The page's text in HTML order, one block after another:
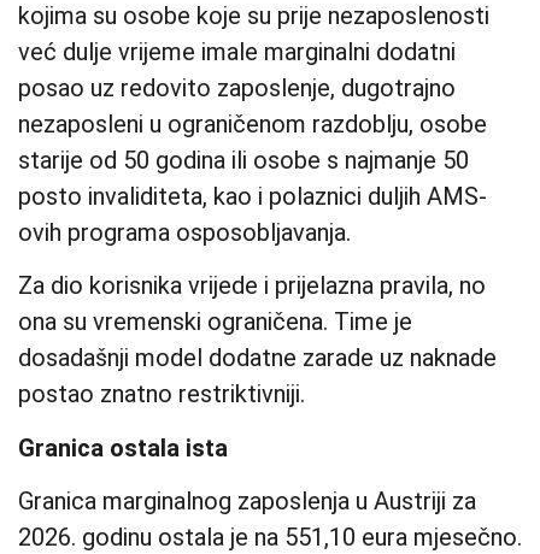
kojima su osobe koje su prije nezaposlenosti
već dulje vrijeme imale marginalni dodatni
posao uz redovito zaposlenje, dugotrajno
nezaposleni u ograničenom razdoblju, osobe
starije od 50 godina ili osobe s najmanje 50
posto invaliditeta, kao i polaznici duljih AMS-
ovih programa osposobljavanja.
Za dio korisnika vrijede i prijelazna pravila, no
ona su vremenski ograničena. Time je
dosadašnji model dodatne zarade uz naknade
postao znatno restriktivniji.
Granica ostala ista
Granica marginalnog zaposlenja u Austriji za
2026. godinu ostala je na 551,10 eura mjesečno.